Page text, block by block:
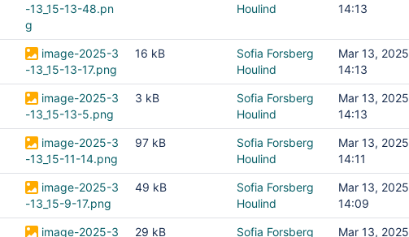
-13_15-13-48.pn
g
Houlind
14:13
image-2025-3
-13_15-13-17.png
16 kB
Sofia Forsberg
Houlind
Mar 13, 2025
14:13
image-2025-3
-13_15-13-5.png
3 kB
Sofia Forsberg
Houlind
Mar 13, 2025
14:13
image-2025-3
-13_15-11-14.png
97 kB
Sofia Forsberg
Houlind
Mar 13, 2025
14:11
image-2025-3
-13_15-9-17.png
49 kB
Sofia Forsberg
Houlind
Mar 13, 2025
14:09
image-2025-3 29 kB Sofia Forsberg Mar 13, 2025